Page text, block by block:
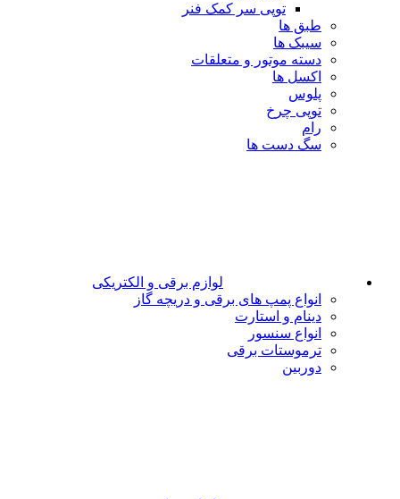
توپی سر کمک فنر
طبق ها
سیبک ها
دسته موتور و متعلقات
اکسل ها
پلوس
توپی چرخ
رام
سگ دست ها
لوازم برقی و الکتریکی
انواع پمپ های برقی و دریچه گاز
دینام و استارت
انواع سنسور
ترموستات برقی
دوربین